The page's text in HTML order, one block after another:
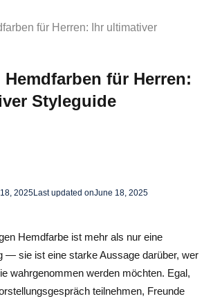
passen zu allen Hauttönen?
Hemdfarbe?
für Herren: Ihr ultimativer
Hemdfarben für Herren:
Styleguide
2025Last updated onJune 18, 2025
Hemdfarbe ist mehr als nur eine
— sie ist eine starke Aussage darüber, wer
wahrgenommen werden möchten. Egal,
teilnehmen, Freunde